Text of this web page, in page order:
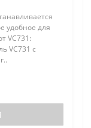
удобное для
VC731:
VC731 с